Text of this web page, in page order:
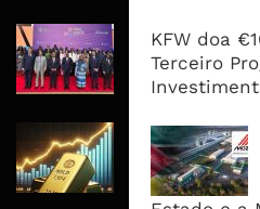
KFW doa
Terceiro
Moçambique
Energético À
Novos
Ouro Atinge
Semanas
Reabertura